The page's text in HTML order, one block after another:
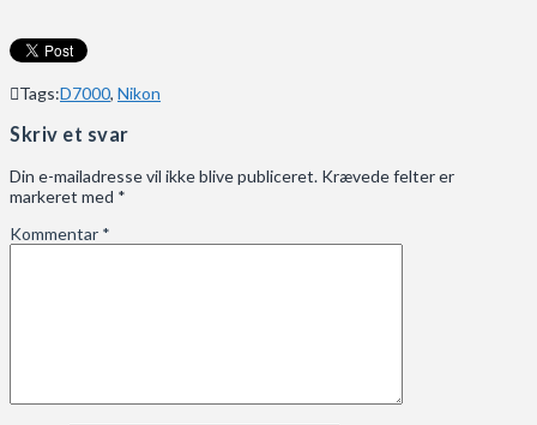
Tags:D7000, Nikon
Skriv et svar
Din e-mailadresse vil ikke blive publiceret. Krævede felter er
markeret med *
Kommentar *